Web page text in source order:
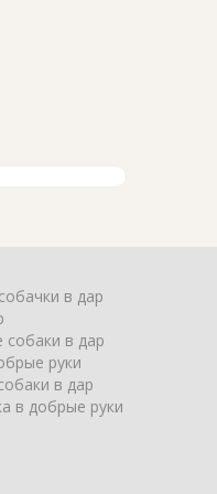
в дар
собаки в дар
руки
в дар
в добрые руки